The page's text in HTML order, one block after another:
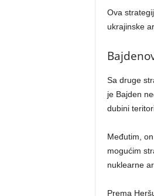
Ova
ukrajinske
Sa druge
je Bajden
dubini
Međutim,
mogućim
nuklearne
Prema